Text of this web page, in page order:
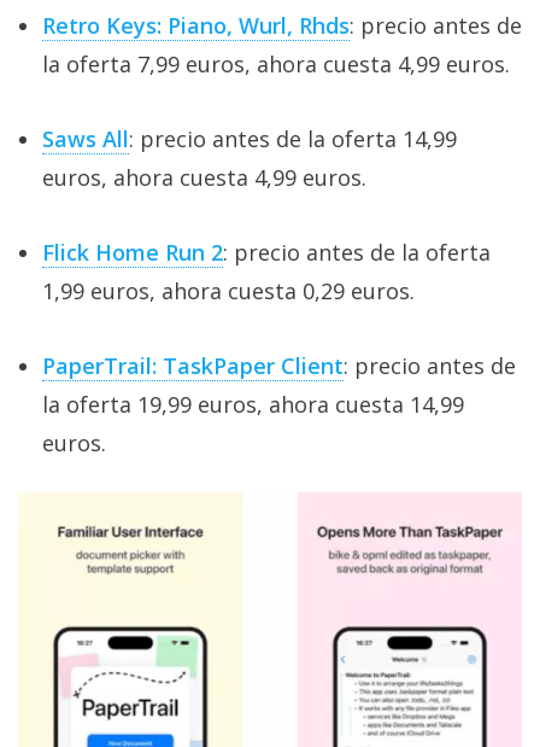
Retro Keys: Piano, Wurl, Rhds: precio antes de
la oferta 7,99 euros, ahora cuesta 4,99 euros.
Saws All: precio antes de la oferta 14,99
euros, ahora cuesta 4,99 euros.
Flick Home Run 2: precio antes de la oferta
1,99 euros, ahora cuesta 0,29 euros.
PaperTrail: TaskPaper Client: precio antes de
la oferta 19,99 euros, ahora cuesta 14,99
euros.